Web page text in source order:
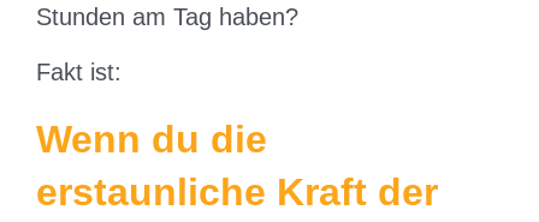
Stunden am Tag haben?
Fakt ist:
Wenn du die
erstaunliche Kraft der